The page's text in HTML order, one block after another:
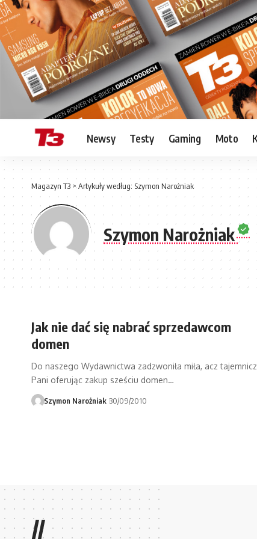
Newsy Testy Gaming Moto
Magazyn T3 >Artykuły według: Szymon Narożniak
Szymon Narożniak
Jak nie dać się nabrać sprzedawcom
domen
Do naszego Wydawnictwa zadzwoniła miła, acz
Pani oferując zakup sześciu domen…
Szymon Narożniak 30/09/2010
//